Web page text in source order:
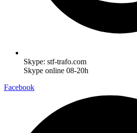
Skype: stf-trafo.com
Skype online 08-20h
Facebook